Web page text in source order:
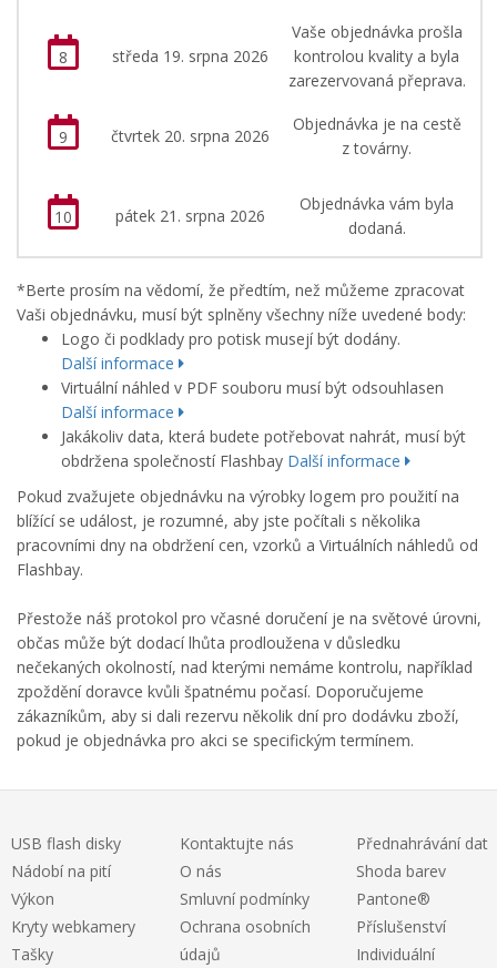
8 středa 19. srpna 2026
Vaše objednávka prošla
kontrolou kvality a byla
zarezervovaná přeprava.
9 čtvrtek 20. srpna 2026
Objednávka je na cestě
z továrny.
10 pátek 21. srpna 2026
Objednávka vám byla
dodaná.
*Berte prosím na vědomí, že předtím, než můžeme zpracovat
Vaši objednávku, musí být splněny všechny níže uvedené body:
Logo či podklady pro potisk musejí být dodány.
Další informace
Virtuální náhled v PDF souboru musí být odsouhlasen
Další informace
Jakákoliv data, která budete potřebovat nahrát, musí být
obdržena společností Flashbay Další informace
Pokud zvažujete objednávku na výrobky logem pro použití na
blížící se událost, je rozumné, aby jste počítali s několika
pracovními dny na obdržení cen, vzorků a Virtuálních náhledů od
Flashbay.
Přestože náš protokol pro včasné doručení je na světové úrovni,
občas může být dodací lhůta prodloužena v důsledku
nečekaných okolností, nad kterými nemáme kontrolu, například
zpožděnídoravce kvůli špatnému počasí. Doporučujeme
zákazníkům, aby si dali rezervu několik dnípro dodávku zboží,
pokud je objednávka pro akci se specifickým termínem.
USB flash disky
Nádobí na pití
Výkon
Kryty webkamery
Tašky
Kontaktujte nás
O nás
Smluvní podmínky
Ochrana osobních
údajů
Přednahrávání dat
Shoda barev
Pantone®
Příslušenství
Individuální